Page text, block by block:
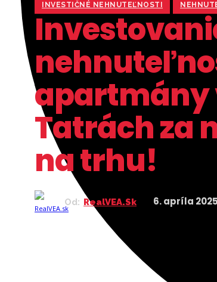
INVESTIČNÉ NEHNUTEĽNOSTI
apartmány
Tatrách za
na trhu!
Od: RealVEA.sk 6. apríla 2025